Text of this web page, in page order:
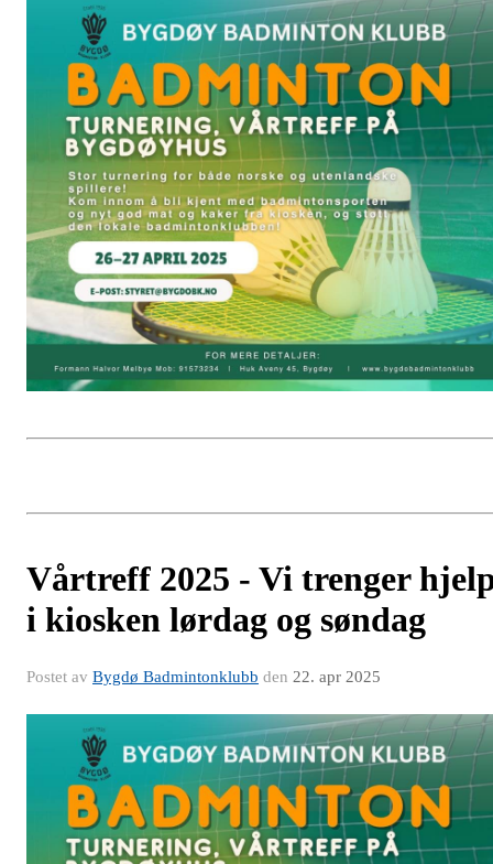
Vårtreff 2025 - Vi trenger
i kiosken lørdag og søndag
Postet av Bygdø Badmintonklubb den 22. apr 2025